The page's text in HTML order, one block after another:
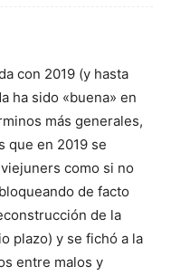
con 2019 (y hasta
ha sido «buena» en
más generales,
que en 2019 se
como si no
de facto
de la
plazo) y se fichó a la
entre malos y